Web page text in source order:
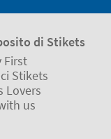
di Stikets
First
Stikets
Lovers
us